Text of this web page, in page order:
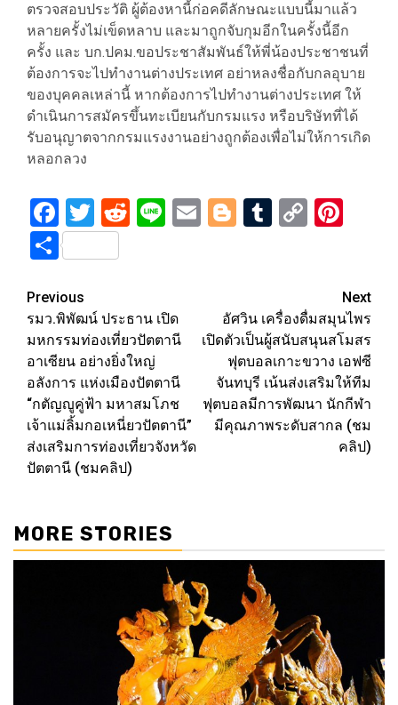
ตรวจสอบประวัติ ผู้ต้องหานี้ก่อคดีลักษณะแบบนี้มาแล้ว
หลายครั้งไม่เข็ดหลาบ และมาถูกจับกุมอีกในครั้งนี้อีก
ครั้ง และ บก.ปคม.ขอประชาสัมพันธ์ให้พี่น้องประชาชนที่
ต้องการจะไปทำงานต่างประเทศ อย่าหลงชื่อกับกลอุบาย
ของบุคคลเหล่านี้ หากต้องการไปทำงานต่างประเทศ ให้
ดำเนินการสมัครขึ้นทะเบียนกับกรมแรง หรือบริษัทที่ได้
รับอนุญาตจากกรมแรงงานอย่างถูกต้องเพื่อไม่ให้การเกิด
หลอกลวง
Facebook
Twitter
Reddit
LineEmailBlogger
Tumblr
Copy
Share
Post
navigation
Previous
รมว.พิพัฒน์ ประธาน เปิด
มหกรรมท่องเที่ยวปัตตานี
อาเซียน อย่างยิ่งใหญ่
อลังการ แห่งเมืองปัตตานี
“กตัญญูคู่ฟ้า มหาสมโภช
เจ้าแม่ลิ้มกอเหนี่ยวปัตตานี”
ส่งเสริมการท่องเที่ยวจังหวัด
ปัตตานี (ชมคลิป)
Next
อัศวิน เครื่องดื่มสมุนไพร
เปิดตัวเป็นผู้สนับสนุนสโมสร
ฟุตบอลเกาะขวาง เอฟซี
จันทบุรี เน้นส่งเสริมให้ทีม
ฟุตบอลมีการพัฒนา นักกีฬา
มีคุณภาพระดับสากล (ชม
คลิป)
MORE STORIES